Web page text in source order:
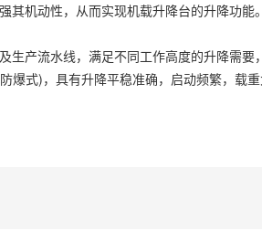
机动性，从而实现机载升降台的升降功能
产流水线，满足不同工作高度的升降需要
爆式)，具有升降平稳准确，启动频繁，载